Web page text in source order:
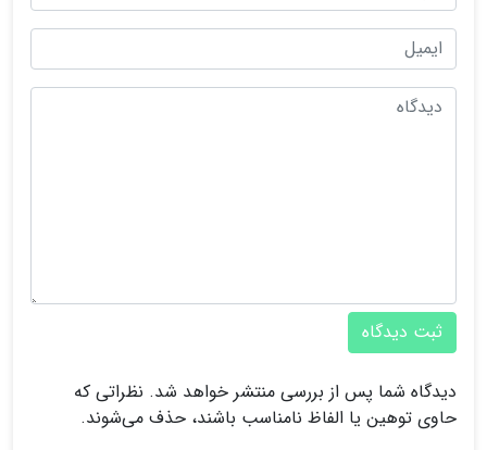
ثبت دیدگاه
دیدگاه شما پس از بررسی منتشر خواهد شد. نظراتی که
حاوی توهین یا الفاظ نامناسب باشند، حذف می‌شوند.